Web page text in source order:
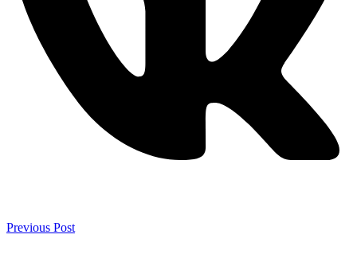
Previous Post